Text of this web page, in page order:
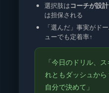
選択肢はコーチが設
は担保される
「選んだ」事実がド
ューでも定着率↑
「今日のドリル、
れともダッシュから
自分で決めて」